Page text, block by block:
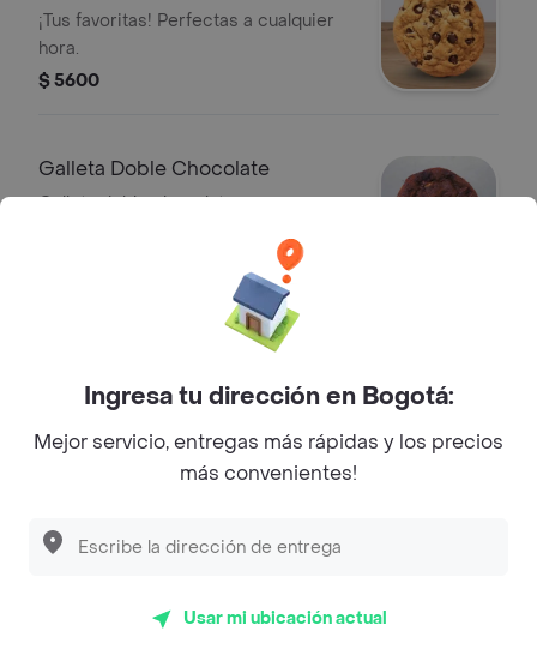
¡Tus favoritas! Perfectas a cualquier
hora.
$ 5600
Galleta Doble Chocolate
Galleta doble chocolate
¡Tus favoritas! Perfectas a cualquier
$ 5600
Galleta Frambuesa Cheesecake
¡Tus favoritas! Perfectas a cualquier
Ingresa tu dirección en Bogotá:
Mejor servicio, entregas más rápidas y los precios
más convenientes!
Usar mi ubicación actual